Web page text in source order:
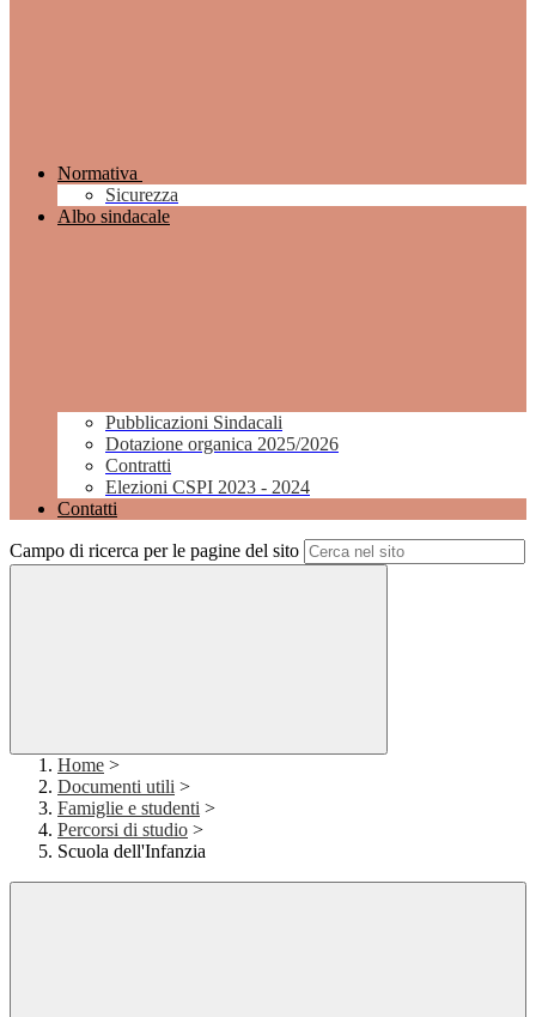
Normativa
Sicurezza
Albo sindacale
Pubblicazioni Sindacali
Dotazione organica 2025/2026
Contratti
Elezioni CSPI 2023 - 2024
Contatti
Campo di ricerca per le pagine del sito
Home >
Documenti utili >
Famiglie e studenti >
Percorsi di studio >
Scuola dell'Infanzia